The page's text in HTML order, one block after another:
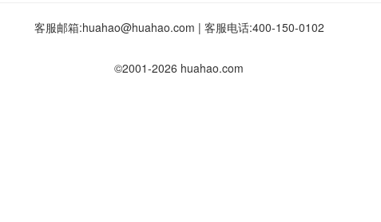
客服邮箱:huahao@huahao.com | 客服电话:400-150-0102
©2001-2026 huahao.com